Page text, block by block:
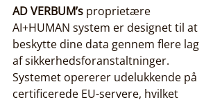
AD VERBUM’s proprietære
AI+HUMAN system er designet til at
beskytte dine data gennem flere lag
af sikkerhedsforanstaltninger.
Systemet opererer udelukkende på
certificerede EU-servere, hvilket